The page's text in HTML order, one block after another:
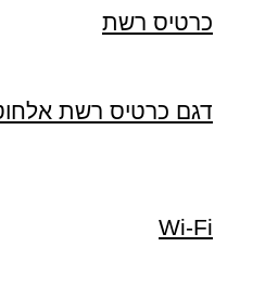
כרטיס רשת
דגם כרטיס רשת
Wi-Fi